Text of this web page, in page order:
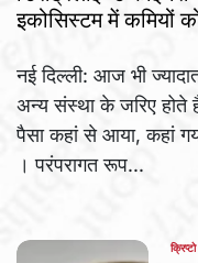
इकोसिस्टम में कमियों
नई दिल्ली: आज भी
अन्य संस्था के जरिए होते
पैसा कहां से आया, कहां
। परंपरागत रूप...
क्रिप्टो